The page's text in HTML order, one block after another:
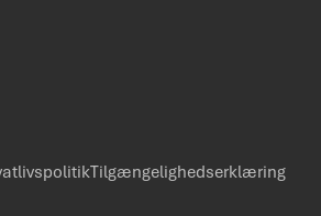
Tilgængelighedserklæring